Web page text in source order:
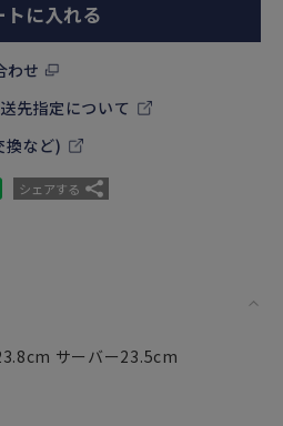
トに入れる
わせ
先指定について
換など)
シェアする
サーバー23.5cm